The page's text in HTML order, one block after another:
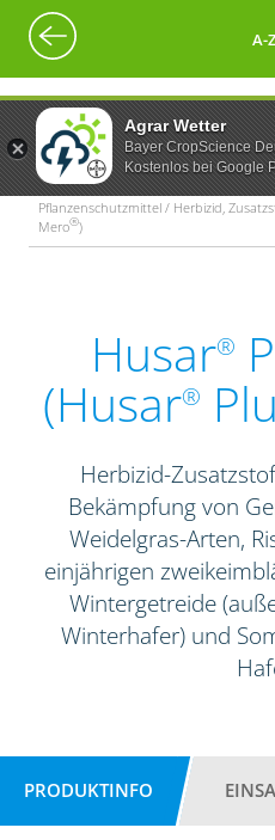
Agrar Wetter
Bayer CropScience
Kostenlos bei Google
A-Z
Pflanzenschutzmittel / Herbizid,
Mero®)
Husar®
(Husar®
Herbizid-
Bekämpfung von
Weidelgras-Arten,
einjährigen
Wintergetreide
Winterhafer) und
PRODUKTINFO